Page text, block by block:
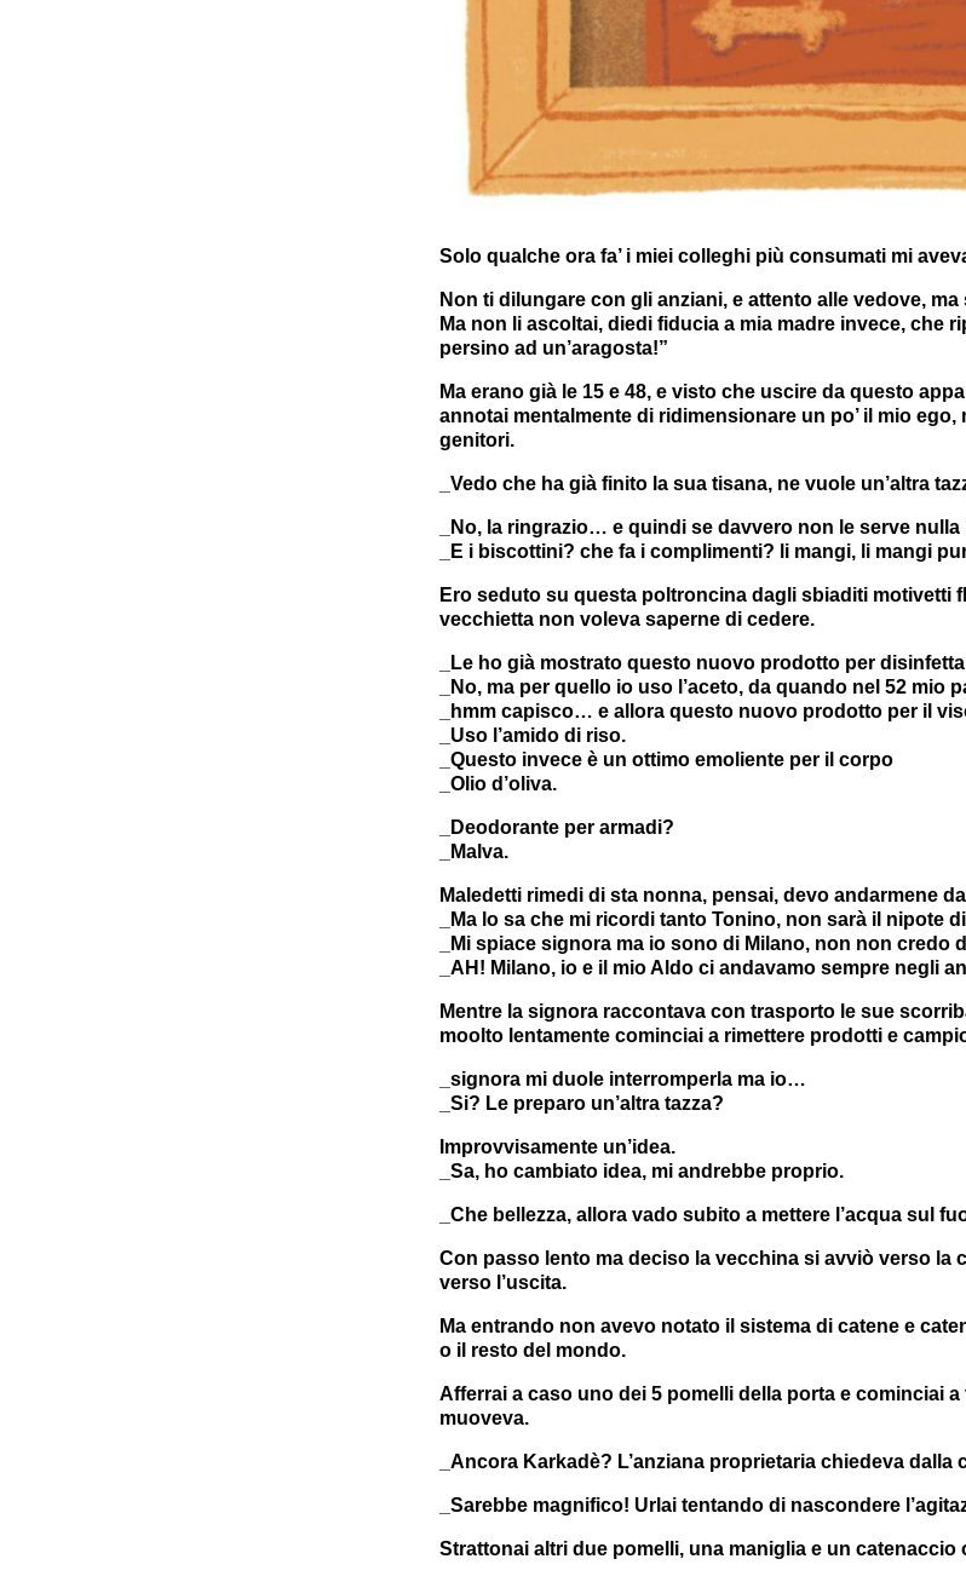
Solo qualche ora fa’ i miei colleghi più consumati mi
Non ti dilungare con gli anziani, e attento alle vedove,
Ma non li ascoltai, diedi fiducia a mia madre invece, che
persino ad un’aragosta!”
Ma erano già le 15 e 48, e visto che uscire da questo
annotai mentalmente di ridimensionare un po’ il mio
genitori.
_Vedo che ha già finito la sua tisana, ne vuole un’altra
_No, la ringrazio… e quindi se davvero non le serve
_E i biscottini? che fa i complimenti? li mangi, li mangi
Ero seduto su questa poltroncina dagli sbiaditi motivetti
vecchietta non voleva saperne di cedere.
_Le ho già mostrato questo nuovo prodotto per
_No, ma per quello io uso l’aceto, da quando nel 52
_hmm capisco… e allora questo nuovo prodotto per il
_Uso l’amido di riso.
_Questo invece è un ottimo emoliente per il corpo
_Olio d’oliva.
_Deodorante per armadi?
_Malva.
Maledetti rimedi di sta nonna, pensai, devo andarmene
_Ma lo sa che mi ricordi tanto Tonino, non sarà il nipote
_Mi spiace signora ma io sono di Milano, non non credo
_AH! Milano, io e il mio Aldo ci andavamo sempre negli
Mentre la signora raccontava con trasporto le sue
moolto lentamente cominciai a rimettere prodotti e
_signora mi duole interromperla ma io…
_Si? Le preparo un’altra tazza?
Improvvisamente un’idea.
_Sa, ho cambiato idea, mi andrebbe proprio.
_Che bellezza, allora vado subito a mettere l’acqua sul
Con passo lento ma deciso la vecchina si avviò verso la
verso l’uscita.
Ma entrando non avevo notato il sistema di catene e
o il resto del mondo.
Afferrai a caso uno dei 5 pomelli della porta e cominciai
muoveva.
_Ancora Karkadè? L’anziana proprietaria chiedeva dalla
_Sarebbe magnifico! Urlai tentando di nascondere
Strattonai altri due pomelli, una maniglia e un